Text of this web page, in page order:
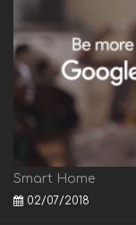
Smart Home
02/07/2018